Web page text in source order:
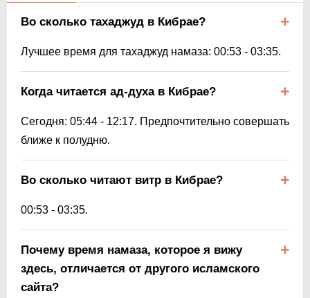
Во сколько тахаджуд в Кибрае?
Лучшее время для тахаджуд намаза: 00:53 - 03:35.
Когда читается ад-духа в Кибрае?
Сегодня: 05:44 - 12:17. Предпочтительно совершать
ближе к полудню.
Во сколько читают витр в Кибрае?
00:53 - 03:35.
Почему время намаза, которое я вижу
здесь, отличается от другого исламского
сайта?